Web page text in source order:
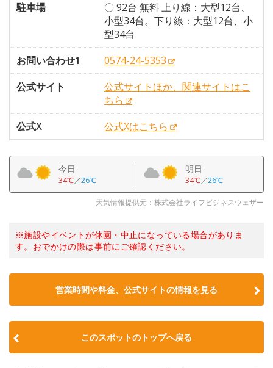
駐車場
〇 92台 無料 上り線：大型12台、
小型34台。下り線：大型12台、小
型34台
お問い合わせ1
0574-24-5353
公式サイト
公式サイトほか、関連サイトはこ
ちら
公式X
公式Xはこちら
今日
34℃／26℃
明日
34℃／26℃
天気情報提供元：株式会社ライフビジネスウェザー
※施設やイベントが休園・中止になっている場合がありま
す。おでかけの際は事前にご確認ください。
営業時間や料金、公式サイトの情報を見る
このスポットのトップへ戻る